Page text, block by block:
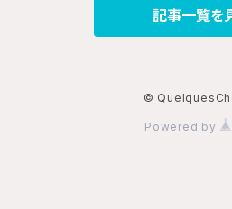
記事一覧を
©
Powered by